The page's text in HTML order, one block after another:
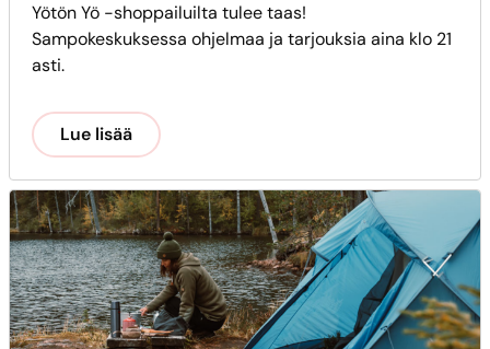
Yötön Yö -shoppailuilta tulee taas!
Sampokeskuksessa ohjelmaa ja tarjouksia aina klo 21
asti.
Lue lisää